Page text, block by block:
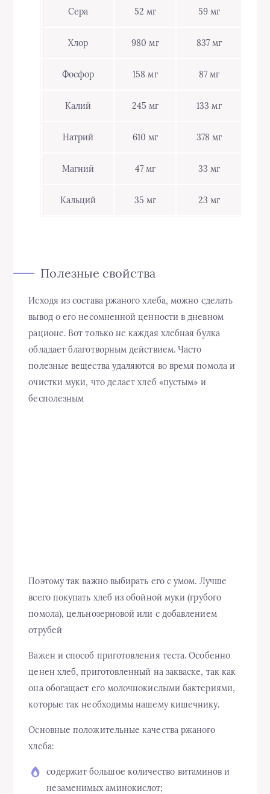
Сера 52 мг 59 мг
Хлор 980 мг 837 мг
Фосфор 158 мг 87 мг
Калий 245 мг 133 мг
Натрий 610 мг 378 мг
Магний 47 мг 33 мг
Кальций 35 мг 23 мг
Полезные свойства
Исходя из состава ржаного хлеба, можно сделать
вывод о его несомненной ценности в дневном
рационе. Вот только не каждая хлебная булка
обладает благотворным действием. Часто
полезные вещества удаляются во время помола и
очистки муки, что делает хлеб «пустым» и
бесполезным
Поэтому так важно выбирать его с умом. Лучше
всего покупать хлеб из обойной муки (грубого
помола), цельнозерновой или с добавлением
отрубей
Важен и способ приготовления теста. Особенно
ценен хлеб, приготовленный на закваске, так как
она обогащает его молочнокислыми бактериями,
которые так необходимы нашему кишечнику.
Основные положительные качества ржаного
хлеба:
содержит большое количество витаминов и
незаменимых аминокислот;